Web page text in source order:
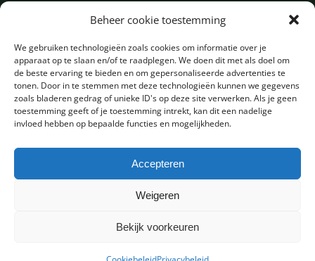
Beheer cookie toestemming
We gebruiken technologieën zoals cookies om informatie over je
apparaat op te slaan en/of te raadplegen. We doen dit met als doel om
de beste ervaring te bieden en om gepersonaliseerde advertenties te
tonen. Door in te stemmen met deze technologieën kunnen we gegevens
zoals bladeren gedrag of unieke ID's op deze site verwerken. Als je geen
toestemming geeft of je toestemming intrekt, kan dit een nadelige
invloed hebben op bepaalde functies en mogelijkheden.
Accepteren
Weigeren
Bekijk voorkeuren
9482 WR Tynaarlo
Nederland
T+31 (0) 592 580000
Einfo@ledgoeroe.nl
Copyright © 2025 - Alle rechten voorbehouden